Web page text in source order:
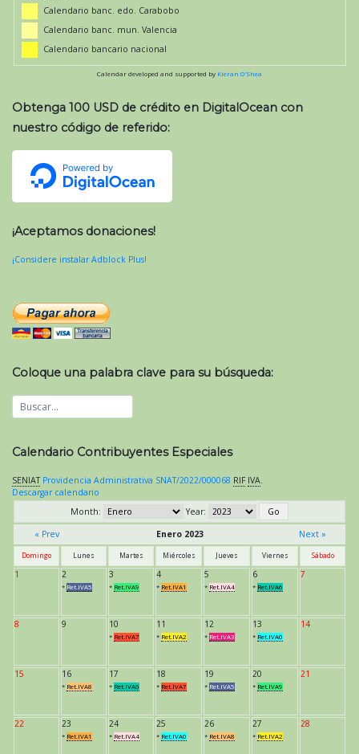
Calendario banc. edo. Carabobo
Calendario banc. mun. Valencia
Calendario bancario nacional
Calendar developed and supported by Kieran O'Shea
Obtenga 100 USD de crédito en DigitalOcean con
nuestro código de referido:
¡Aceptamos donaciones!
¡Considere instalar Adblock Plus!
Coloque una palabra clave para su búsqueda:
Calendario Contribuyentes Especiales
SENIAT Providencia Administrativa SNAT/2022/000068 RIF IVA
Descargar calendario
Month:
Year:
« Prev
Enero 2023 Next »
Domingo Lunes Martes Miércoles Jueves Viernes Sábado
1 2
* Ret.IVA5
3
* Ret.IVA9
4
* Ret.IVA1
5
* Ret.IVA4
6
* Ret.IVA6
7
8 9 10
* Ret.IVA7
11
* Ret.IVA2
12
* Ret.IVA3
13
* Ret.IVA0
14
15 16
* Ret.IVA8
17
* Ret.IVA6
18
* Ret.IVA7
19
* Ret.IVA5
20
* Ret.IVA9
21
22 23
* Ret.IVA1
24
* Ret.IVA4
25
* Ret.IVA0
26
* Ret.IVA8
27
* Ret.IVA2
28